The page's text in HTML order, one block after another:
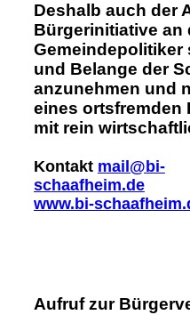
Deshalb auch der
Bürgerinitiative an
Gemeindepolitiker
und Belange der
anzunehmen und
eines ortsfremden
mit rein
Kontakt mail@bi-
schaafheim.de
www.bi-
Aufruf zur